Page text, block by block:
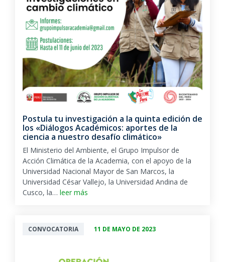
Postula tu investigación a la quinta edición de
los «Diálogos Académicos: aportes de la
ciencia a nuestro desafío climático»
El Ministerio del Ambiente, el Grupo Impulsor de
Acción Climática de la Academia, con el apoyo de la
Universidad Nacional Mayor de San Marcos, la
Universidad César Vallejo, la Universidad Andina de
Cusco, la… leer más
CONVOCATORIA 11 DE MAYO DE 2023